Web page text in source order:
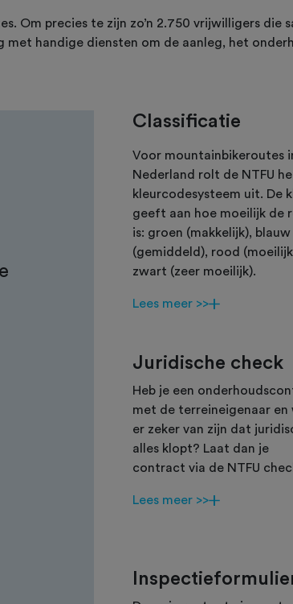
Om precies te zijn zo’n 2.750 vrijwilligers die
handige diensten om de aanleg, het
Classificatie
Voor mountainbikeroutes
Nederland rolt de NTFU
kleurcodesysteem uit. De
geeft aan hoe moeilijk de
is: groen (makkelijk), blauw
(gemiddeld), rood
zwart (zeer moeilijk).
Lees meer >>
Juridische check
Heb je een
met de terreineigenaar en
er zeker van zijn dat
alles klopt? Laat dan je
contract via de NTFU
Lees meer >>